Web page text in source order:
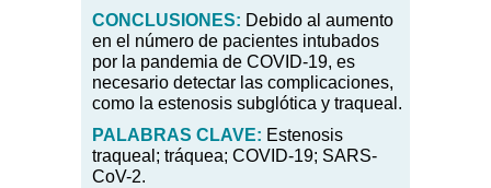
CONCLUSIONES: Debido al aumento
en el número de pacientes intubados
por la pandemia de COVID-19, es
necesario detectar las complicaciones,
como la estenosis subglótica y traqueal.
PALABRAS CLAVE: Estenosis
traqueal; tráquea; COVID-19; SARS-
CoV-2.